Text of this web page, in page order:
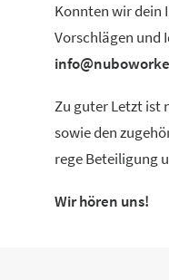
Konnten wir dein
Vorschlägen und
Zu guter Letzt ist
sowie den
rege Beteiligung
Wir hören uns!